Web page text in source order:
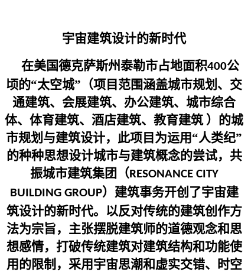
宇宙建筑设计的新时代
在美国德克萨斯州泰勒市占地面积400公
顷的“太空城”（项目范围涵盖城市规划、交
通建筑、会展建筑、办公建筑、城市综合
体、体育建筑、酒店建筑、教育建筑 ）的城
市规划与建筑设计，此项目为运用“人类纪”
的种种思想设计城市与建筑概念的尝试，共
振城市建筑集团（ RESONANCE CITY
BUILDING GROUP）建筑事务开创了宇宙建
筑设计的新时代。以反对传统的建筑创作方
法为宗旨，主张摆脱建筑师的道德观念和思
想感情，打破传统建筑对建筑结构和功能使
用的限制，采用宇宙思潮和虚实交错、时空